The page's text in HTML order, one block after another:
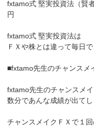
fxtamo式 堅実投資法（賢
円
fxtamo式 堅実投資法は
ＦＸや株とは違って毎日
■fxtamo先生のチャンスメ
fxtamo先生のチャンスメ
数分であんな成績が出て
チャンスメイクＦＸで１